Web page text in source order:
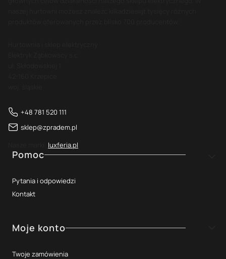
+48 781 520 111
sklep@zpradem.pl
luxferia.pl
Linki w stopce
Pomoc
Pytania i odpowiedzi
Kontakt
Moje konto
Twoje zamówienia